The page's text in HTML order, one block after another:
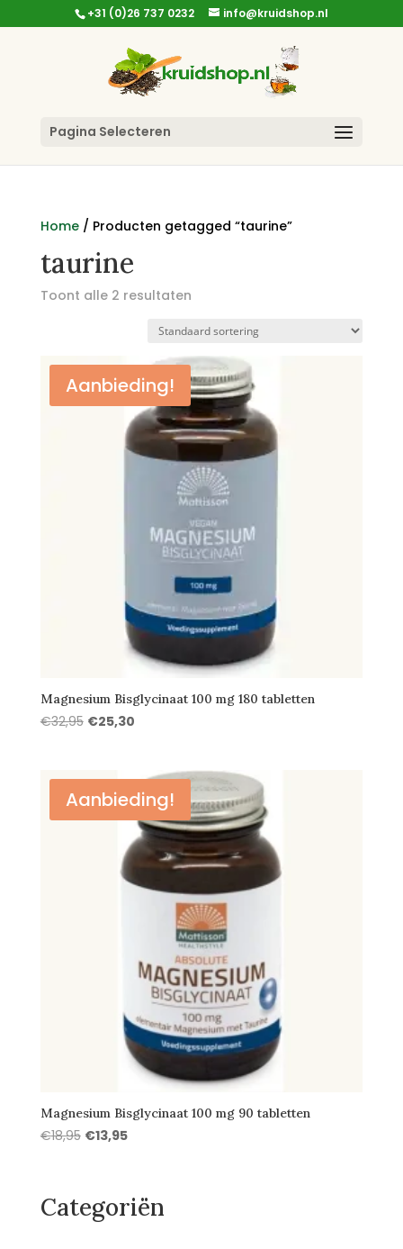
+31 (0)26 737 0232 info@kruidshop.nl
Pagina Selecteren
Home/ Producten getagged “taurine”
taurine
Toont alle 2 resultaten
Aanbieding!
Magnesium Bisglycinaat 100 mg 180 tabletten
€32,95 Oorspronkelijke
€32,95.
€25,30Huidige
€25,30.
Aanbieding!
Magnesium Bisglycinaat 100 mg 90 tabletten
€18,95 Oorspronkelijke
€13,95Huidige
€13,95.
Categoriën